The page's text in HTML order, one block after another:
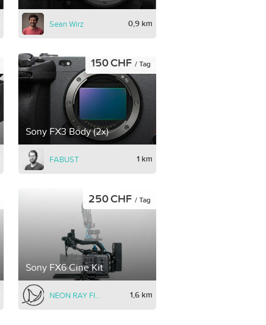
Sean Wirz 0,9 km
Sony FX3 Body (2x)
150 CHF / Tag
FABUST 1 km
Sony FX6 Cine Kit
250 CHF / Tag
NEON RAY FILMS 1,6 km